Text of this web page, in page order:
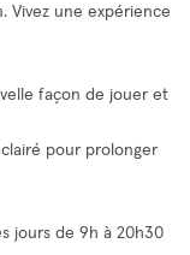
Vivez une expérience
façon de jouer et
pour prolonger
jours de 9h à 20h30